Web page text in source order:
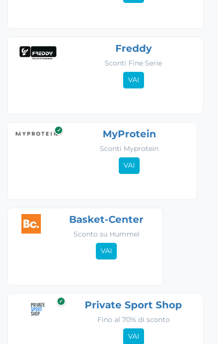
Freddy
Sconti Fine Serie
VAI
✓ MyProtein
Sconti Myprotein
VAI
Basket-Center
Sconto su Hummel
VAI
✓ Private Sport Shop
Fino al 70% di sconto
VAI